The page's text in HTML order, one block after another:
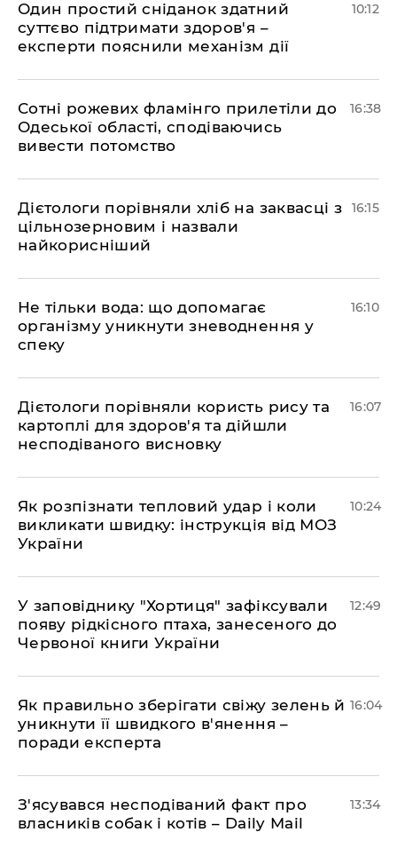
Один простий сніданок здатний
суттєво підтримати здоров'я –
експерти пояснили механізм дії
10:12
Сотні рожевих фламінго прилетіли до
Одеської області, сподіваючись
вивести потомство
16:38
Дієтологи порівняли хліб на заквасці з
цільнозерновим і назвали
найкорисніший
16:15
Не тільки вода: що допомагає
організму уникнути зневоднення у
спеку
16:10
Дієтологи порівняли користь рису та
картоплі для здоров'я та дійшли
несподіваного висновку
16:07
Як розпізнати тепловий удар і коли
викликати швидку: інструкція від МОЗ
України
10:24
У заповіднику "Хортиця" зафіксували
появу рідкісного птаха, занесеного до
Червоної книги України
12:49
Як правильно зберігати свіжу зелень й
уникнути її швидкого в'янення –
поради експерта
16:04
З'ясувався несподіваний факт про
власників собак і котів – Daily Mail
13:34